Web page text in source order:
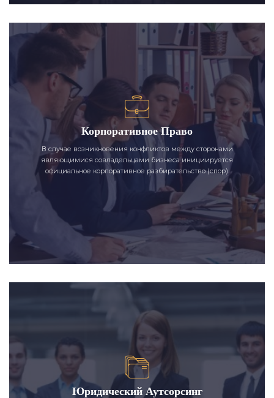
Корпоративное Право
В случае возникновения конфликтов между сторонами
являющимися совладельцами бизнеса инициируется
официальное корпоративное разбирательство (спор).
Юридический Аутсорсинг